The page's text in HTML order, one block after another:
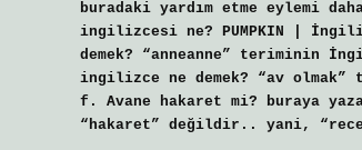
buradaki yardım etme eylemi
ingilizcesi ne? PUMPKIN |
demek? “anneanne” teriminin
ingilizce ne demek? “av
f. Avane hakaret mi? buraya
“hakaret” değildir.. yani,